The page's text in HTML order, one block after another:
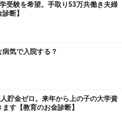
受験を希望。手取り53万共働き夫婦
断】
気で入院する？
貯金ゼロ。来年から上の子の大学資
す【教育のお金診断】